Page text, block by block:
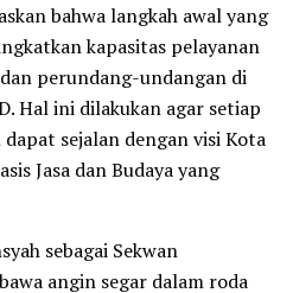
bahwa langkah awal yang
kapasitas pelayanan
perundang-undangan di
Hal ini dilakukan agar setiap
sejalan dengan visi Kota
Jasa dan Budaya yang
sebagai Sekwan
angin segar dalam roda